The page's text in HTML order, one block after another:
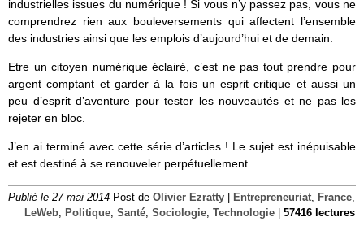
industrielles issues du numérique ! Si vous n’y passez pas, vous ne
comprendrez rien aux bouleversements qui affectent l’ensemble
des industries ainsi que les emplois d’aujourd’hui et de demain.
Etre un citoyen numérique éclairé, c’est ne pas tout prendre pour
argent comptant et garder à la fois un esprit critique et aussi un
peu d’esprit d’aventure pour tester les nouveautés et ne pas les
rejeter en bloc.
J’en ai terminé avec cette série d’articles ! Le sujet est inépuisable
et est destiné à se renouveler perpétuellement…
Publié le 27 mai 2014 Post de Olivier Ezratty Entrepreneuriat, France,
LeWeb, Politique, Santé, Sociologie, Technologie 57416 lectures